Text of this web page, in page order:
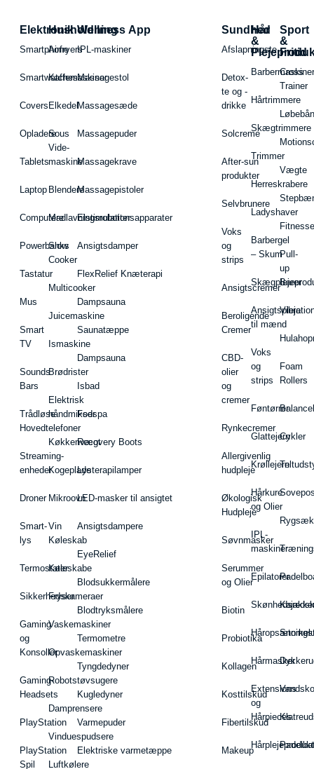
Elektronik
Smartphone
Smartwatches
Covers
Opladere
Tablets
Laptop
Computere
Powerbanks
Tastatur
Mus
Smart
TV
Sounds
Bars
Trådløse
Hovedtelefoner
Streaming-
enheder
Droner
Smart-
lys
Termostater
Sikkerhedskameraer
Gaming
og
Konsoller
Gaming-
Headsets
PlayStation
PlayStation
Spil
Husholdning
Airfryers
Kaffemaskiner
Elkedel
Sous
Vide-
maskine
Blendere
Madlavningsrobotter
Slow
Cooker
Multicooker
Juicemaskine
Ismaskine
Brødrister
Elektrisk
håndmikser
Køkkenvægt
Kogeplade
Mikroovn
Vin
Køleskab
Køleskabe
Fryser
Vaskemaskiner
Opvaskemaskiner
Robotstøvsugere
Damprensere
Vinduespudsere
Luftkølere
Wellness App
IPL-maskiner
Massagestol
Massagesæde
Massagepuder
Massagekrave
Massagepistoler
Elstimulationsapparater
Ansigtsdamper
FlexRelief Knæterapi
Dampsauna
Saunatæppe
Dampsauna
Isbad
Fodspa
Recovery Boots
Lysterapilamper
LED-masker til ansigtet
Ansigtsdampere
EyeRelief
Blodsukkermålere
Blodtryksmålere
Termometre
Tyngdedyner
Kugledyner
Varmepuder
Elektriske varmetæppe
Sundhed
Afslapningste
Detox-
te og -
drikke
Solcreme
After-sun
produkter
Selvbrunere
Voks
og
strips
Ansigtscremer
Beroligende
Cremer
CBD-
olier
og
cremer
Rynkecremer
Allergivenlig
hudpleje
Økologisk
Hudpleje
Søvnmasker
Serummer
og Olier
Biotin
Probiotika
Kollagen
Kosttilskud
Fibertilskud
Makeup
Hår
&
Hårtrimmere
Skægtrimmere
Trimmer
Herreskrabere
Ladyshaver
Barbergel
– Skum
Ansigtspleje
til mænd
Voks
og
strips
Føntørrer
Glattejern
Krøllejern
Hårkure
og Olier
IPL-
maskiner
Epilatorer
Hårmasker
Extensions
og
Hårpieces
Sport
&
Fritid
Cross
Trainer
Vægte
Pull-
up
Barer
Foam
Rollers
Cykler
Vandsko